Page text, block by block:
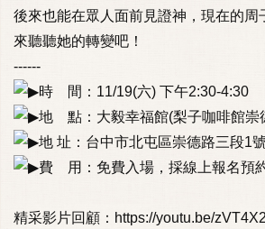
後來也能在眾人面前見證神，現在的周
來聽聽她的轉變吧！
------
時 間：11/19(六) 下午2:30-4:30
地 點：大毅幸福館(梨子咖啡館崇
地 址：台中市北屯區崇德路三段1號
費 用：免費入場，採線上報名預
精采影片回顧： https://youtu.be/